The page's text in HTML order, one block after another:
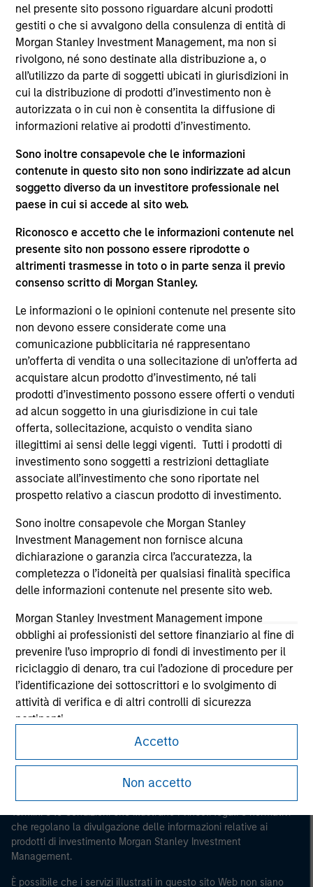
nel presente sito possono riguardare alcuni prodotti
gestiti o che si avvalgono della consulenza di entità di
Morgan Stanley Investment Management, ma non si
rivolgono, né sono destinate alla distribuzione a, o
all’utilizzo da parte di soggetti ubicati in giurisdizioni in
cui la distribuzione di prodotti d’investimento non è
autorizzata o in cui non è consentita la diffusione di
informazioni relative ai prodotti d’investimento.
Sono inoltre consapevole che le informazioni
contenute in questo sito non sono indirizzate ad alcun
soggetto diverso da un investitore professionale nel
paese in cui si accede al sito web.
Riconosco e accetto che le informazioni contenute nel
presente sito non possono essere riprodotte o
altrimenti trasmesse in toto o in parte senza il previo
consenso scritto di Morgan Stanley.
Le informazioni o le opinioni contenute nel presente sito
non devono essere considerate come una
comunicazione pubblicitaria né rappresentano
un’offerta di vendita o una sollecitazione di un’offerta ad
acquistare alcun prodotto d’investimento, né tali
prodotti d’investimento possono essere offerti o venduti
ad alcun soggetto in una giurisdizione in cui tale
offerta, sollecitazione, acquisto o vendita siano
illegittimi ai sensi delle leggi vigenti. Tutti i prodotti di
investimento sono soggetti a restrizioni dettagliate
associate all’investimento che sono riportate nel
prospetto relativo a ciascun prodotto di investimento.
Sono inoltre consapevole che Morgan Stanley
Investment Management non fornisce alcuna
dichiarazione o garanzia circa l’accuratezza, la
completezza o l’idoneità per qualsiasi finalità specifica
delle informazioni contenute nel presente sito web.
Morgan Stanley Investment Management impone
obblighi ai professionisti del settore finanziario al fine di
prevenire l’uso improprio di fondi di investimento per il
riciclaggio di denaro, tra cui l’adozione di procedure per
l’identificazione dei sottoscrittori e lo svolgimento di
attività di verifica e di altri controlli di sicurezza
pertinenti.
Sono consapevole che nessuna entità di Morgan
Stanley Investment Management né alcuna sua
consociata potranno essere considerate responsabili di
perdite derivanti direttamente o indirettamente da
informazioni ottenute in conseguenza di una mia falsa
o erronea interpretazione. Accettando le presenti
dichiarazioni, confermo anche la mia accettazione
delleTerms of Use
dichiarazioni sopra riportate sono corrette, selezionare
Accetto
Non accetto
Michael began his career in the investment
management industry in 2009. Before joining
Calvert Research and Management, he was a
quantitative research analyst at Bloomberg LP.
Previously, he was business manager at Barclays
Capital.
Michael earned a B.S. in finance with a
Binghamton’s School of Management. Michael is
also CFA charterholder.
May not represent all Team Members.
The information on this page is for informational
purposes only. The information contained herein does
not constitute and should not be construed as an
offering of advisory services or an offer to sell or a
solicitation of an offer to buy any securities in any
jurisdiction in which such offer or solicitation,
purchase or sale would be unlawful under the
securities, insurance or other laws of such jurisdiction.
All investing involves risks, including a loss of principal.
Please refer to the strategy detail page for important
information on the strategy, including additional risk
considerations.
Morgan Stanley
Morgan Stanley Careers
Prima di procedere è necessario leggere attentamente tutti i
Termini e le Condizioni che illustrano i vincoli legali e normativi
che regolano la divulgazione delle informazioni relative ai
prodotti di investimento Morgan Stanley Investment
Management.
È possibile che i servizi illustrati in questo sito Web non siano